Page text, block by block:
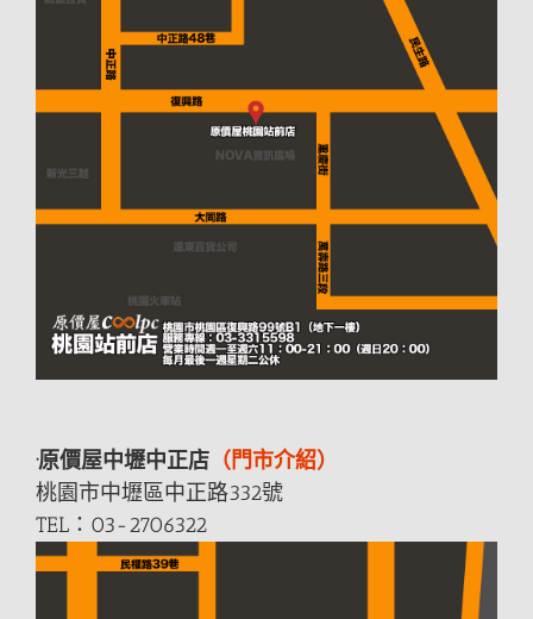
·原價屋中壢中正店 （門市介紹）
桃園市中壢區中正路332號
TEL：03-2706322